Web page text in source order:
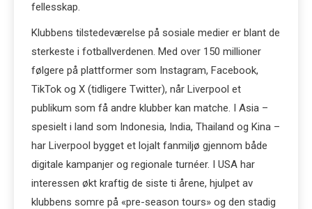
fellesskap.
Klubbens tilstedeværelse på sosiale medier er blant de
sterkeste i fotballverdenen. Med over 150 millioner
følgere på plattformer som Instagram, Facebook,
TikTok og X (tidligere Twitter), når Liverpool et
publikum som få andre klubber kan matche. I Asia –
spesielt i land som Indonesia, India, Thailand og Kina –
har Liverpool bygget et lojalt fanmiljø gjennom både
digitale kampanjer og regionale turnéer. I USA har
interessen økt kraftig de siste ti årene, hjulpet av
klubbens somre på «pre-season tours» og den stadig